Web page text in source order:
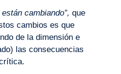
cambiando”, que
cambios es que
de la dimensión e
las consecuencias